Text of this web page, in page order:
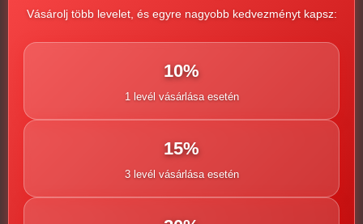
Sildelay 160mg
Vásárolj több levelet, és egyre nagyobb kedvezményt kapsz:
10%
1 levél vásárlása esetén
15%
3 levél vásárlása esetén